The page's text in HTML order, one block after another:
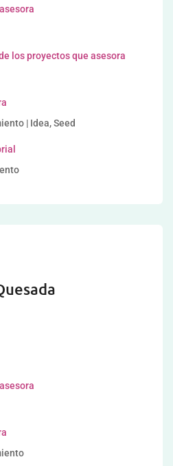
los proyectos que asesora
| Idea, Seed